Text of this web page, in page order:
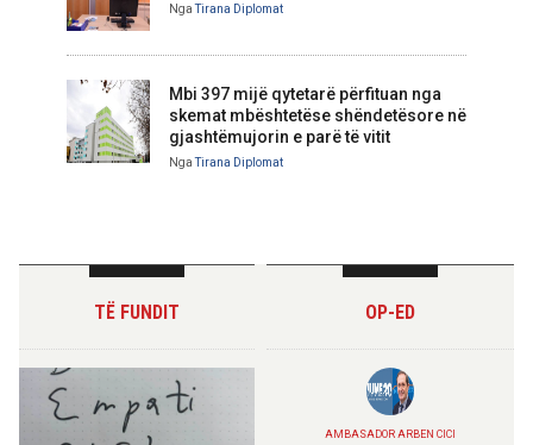
NgaTirana Diplomat
Mbi 397 mijë qytetarë përfituan nga
skemat mbështetëse shëndetësore në
gjashtëmujorin e parë të vitit
NgaTirana Diplomat
TË FUNDIT OP-ED
AMBASADOR ARBEN CICI